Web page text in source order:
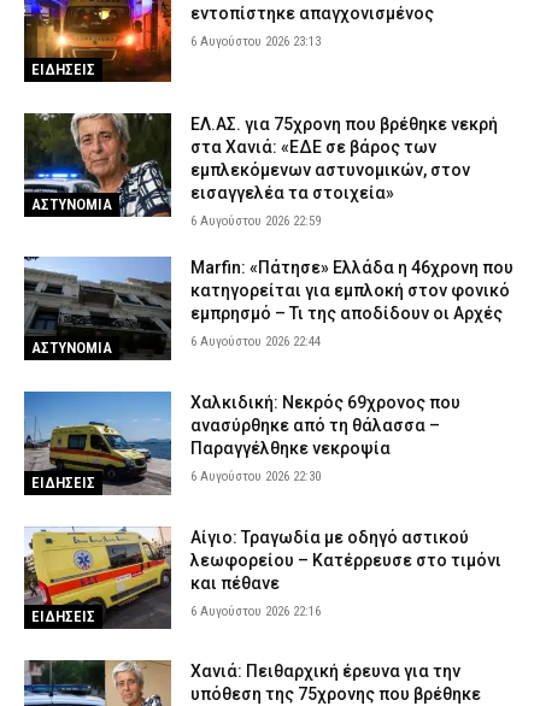
Meteo: Πότε αρχίζει η περίοδος των δασικών πυρκαγιών στην
Ελλάδα – Οι έξι πιο επικίνδυνες εβδομάδες του έτους
Δυτική Μάνη: Συνελήφθη 27χρονος την ώρα που παραλάμβανε
δέμα με κάνναβη
ΑΣΤΥΝΟΜΙΑ 6 Αυγούστου 2026 16:25
ΕΙΔΗΣΕΙΣ
εντοπίστηκε απαγχονισμένος
6 Αυγούστου 2026 23:13
ΑΣΤΥΝΟΜΙΑ
ΕΛ.ΑΣ. για 75χρονη που βρέθηκε νεκρή
στα Χανιά: «ΕΔΕ σε βάρος των
εμπλεκόμενων αστυνομικών, στον
εισαγγελέα τα στοιχεία»
6 Αυγούστου 2026 22:59
ΑΣΤΥΝΟΜΙΑ
Marfin: «Πάτησε» Ελλάδα η 46χρονη που
κατηγορείται για εμπλοκή στον φονικό
εμπρησμό – Τι της αποδίδουν οι Αρχές
6 Αυγούστου 2026 22:44
ΕΙΔΗΣΕΙΣ
Χαλκιδική: Νεκρός 69χρονος που
ανασύρθηκε από τη θάλασσα –
Παραγγέλθηκε νεκροψία
6 Αυγούστου 2026 22:30
ΕΙΔΗΣΕΙΣ
Αίγιο: Τραγωδία με οδηγό αστικού
λεωφορείου – Κατέρρευσε στο τιμόνι
και πέθανε
6 Αυγούστου 2026 22:16
Χανιά: Πειθαρχική έρευνα για την
υπόθεση της 75χρονης που βρέθηκε